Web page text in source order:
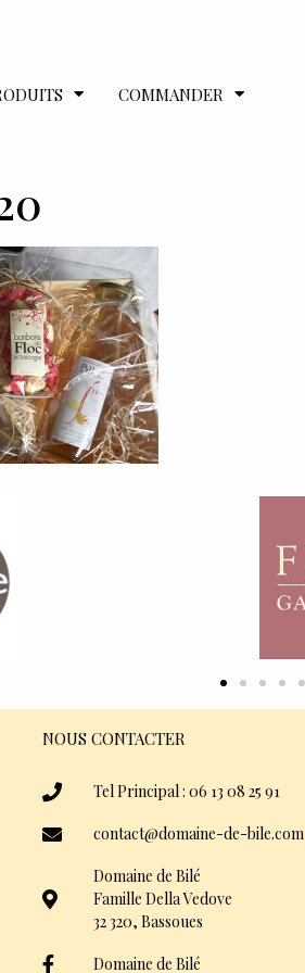
COMMANDER
NOUS CONTACTER
Tel Principal : 06 13 08 25 91
contact@domaine-de-bile.com
Domaine de Bilé
Famille Della Vedove
32 320, Bassoues
Domaine de Bilé